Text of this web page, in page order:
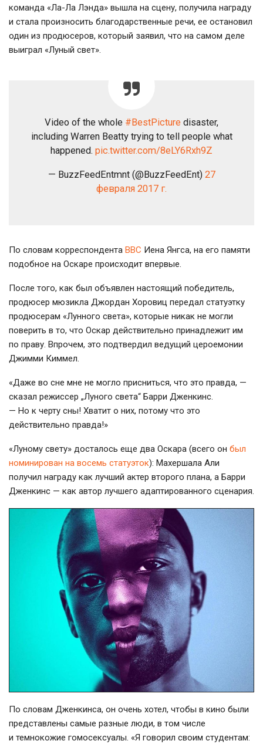
команда «Ла-Ла Лэнда» вышла на сцену, получила награду
и стала произносить благодарственные речи, ее остановил
один из продюсеров, который заявил, что на самом деле
выиграл «Луный свет».
Video of the whole #BestPicture disaster,
including Warren Beatty trying to tell people what
happened. pic.twitter.com/8eLY6Rxh9Z
— BuzzFeedEntmnt (@BuzzFeedEnt) 27
февраля 2017 г.
По словам корреспондента ВВС Иена Янгса, на его памяти
подобное на Оскаре происходит впервые.
После того, как был объявлен настоящий победитель,
продюсер мюзикла Джордан Хоровиц передал статуэтку
продюсерам «Лунного света», которые никак не могли
поверить в то, что Оскар действительно принадлежит им
по праву. Впрочем, это подтвердил ведущий цероемонии
Джимми Киммел.
«Даже во сне мне не могло присниться, что это правда, —
сказал режиссер „Луного света“ Барри Дженкинс.
— Но к черту сны! Хватит о них, потому что это
действительно правда!»
«Луному свету» досталось еще два Оскара (всего он был
номинирован на восемь статуэток): Махершала Али
получил награду как лучший актер второго плана, а Барри
Дженкинс — как автор лучшего адаптированного сценария.
По словам Дженкинса, он очень хотел, чтобы в кино были
представлены самые разные люди, в том числе
и темнокожие гомосексуалы. «Я говорил своим студентам: